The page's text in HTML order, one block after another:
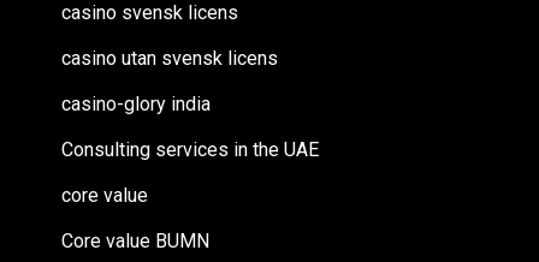
casino svensk licens
casino utan svensk licens
casino-glory india
Consulting services in the UAE
core value
Core value BUMN